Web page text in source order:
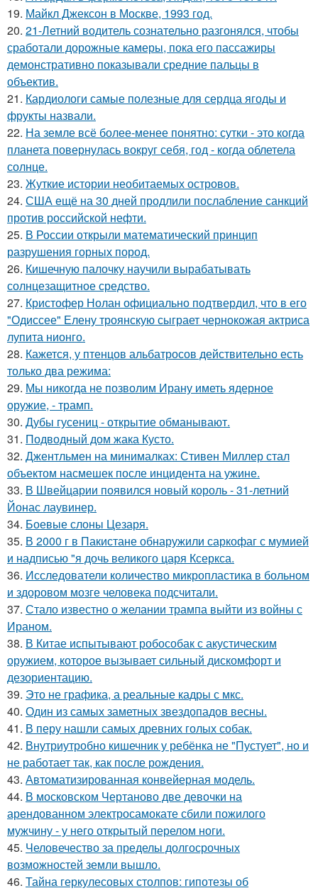
19. Майкл Джексон в Москве, 1993 год.
20. 21-Летний водитель сознательно разгонялся, чтобы
сработали дорожные камеры, пока его пассажиры
демонстративно показывали средние пальцы в
объектив.
21. Кардиологи самые полезные для сердца ягоды и
фрукты назвали.
22. На земле всё более-менее понятно: сутки - это когда
планета повернулась вокруг себя, год - когда облетела
солнце.
23. Жуткие истории необитаемых островов.
24. США ещё на 30 дней продлили послабление санкций
против российской нефти.
25. В России открыли математический принцип
разрушения горных пород.
26. Кишечную палочку научили вырабатывать
солнцезащитное средство.
27. Кристофер Нолан официально подтвердил, что в его
"Одиссее" Елену троянскую сыграет чернокожая актриса
лупита нионго.
28. Кажется, у птенцов альбатросов действительно есть
только два режима:
29. Мы никогда не позволим Ирану иметь ядерное
оружие, - трамп.
30. Дубы гусениц - открытие обманывают.
31. Подводный дом жака Кусто.
32. Джентльмен на минималках: Стивен Миллер стал
объектом насмешек после инцидента на ужине.
33. В Швейцарии появился новый король - 31-летний
Йонас лаувинер.
34. Боевые слоны Цезаря.
35. В 2000 г в Пакистане обнаружили саркофаг с мумией
и надписью "я дочь великого царя Ксеркса.
36. Исследователи количество микропластика в больном
и здоровом мозге человека подсчитали.
37. Стало известно о желании трампа выйти из войны с
Ираном.
38. В Китае испытывают робособак с акустическим
оружием, которое вызывает сильный дискомфорт и
дезориентацию.
39. Это не графика, а реальные кадры с мкс.
40. Один из самых заметных звездопадов весны.
41. В перу нашли самых древних голых собак.
42. Внутриутробно кишечник у ребёнка не "Пустует", но и
не работает так, как после рождения.
43. Автоматизированная конвейерная модель.
44. В московском Чертаново две девочки на
арендованном электросамокате сбили пожилого
мужчину - у него открытый перелом ноги.
45. Человечество за пределы долгосрочных
возможностей земли вышло.
46. Тайна геркулесовых столпов: гипотезы об